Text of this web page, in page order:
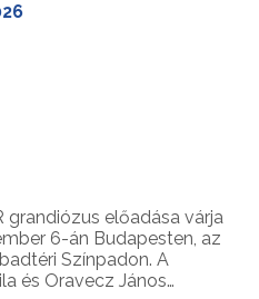
grandiózus előadása várja
6-án Budapesten, az
Színpadon. A
és Oravecz János